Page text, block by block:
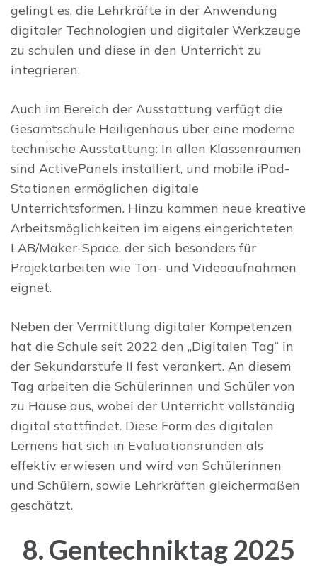
gelingt es, die Lehrkräfte in der Anwendung
digitaler Technologien und digitaler Werkzeuge
zu schulen und diese in den Unterricht zu
integrieren.
Auch im Bereich der Ausstattung verfügt die
Gesamtschule Heiligenhaus über eine moderne
technische Ausstattung: In allen Klassenräumen
sind ActivePanels installiert, und mobile iPad-
Stationen ermöglichen digitale
Unterrichtsformen. Hinzu kommen neue kreative
Arbeitsmöglichkeiten im eigens eingerichteten
LAB/Maker-Space, der sich besonders für
Projektarbeiten wie Ton- und Videoaufnahmen
eignet.
Neben der Vermittlung digitaler Kompetenzen
hat die Schule seit 2022 den „Digitalen Tag“ in
der Sekundarstufe II fest verankert. An diesem
Tag arbeiten die Schülerinnen und Schüler von
zu Hause aus, wobei der Unterricht vollständig
digital stattfindet. Diese Form des digitalen
Lernens hat sich in Evaluationsrunden als
effektiv erwiesen und wird von Schülerinnen
und Schülern, sowie Lehrkräften gleichermaßen
geschätzt.
8. Gentechniktag 2025